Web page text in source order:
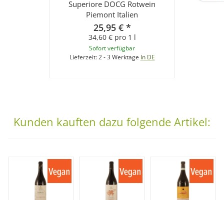
Superiore DOCG Rotwein
Piemont Italien
25,95 € *
34,60 € pro 1 l
Sofort verfügbar
Lieferzeit:2 - 3 Werktage In DE
Kunden kauften dazu folgende Artikel: